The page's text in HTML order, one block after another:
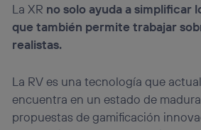
La XR no solo ayuda a simplificar
que también permite trabajar
realistas.
La RV es una tecnología que
encuentra en un estado de
propuestas de gamificación
Puedes gestionar los
“Administrar Utiq” en la parte inferior
portal de privacidad de
(“consenthub”)